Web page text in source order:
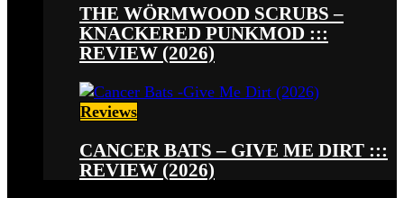
THE WÖRMWOOD SCRUBS –
KNACKERED PUNKMOD :::
REVIEW (2026)
Reviews
CANCER BATS – GIVE ME DIRT :::
REVIEW (2026)